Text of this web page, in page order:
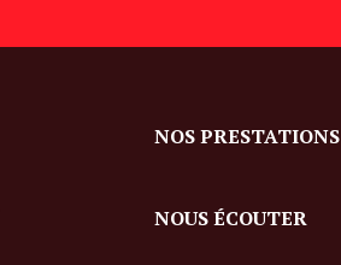
NOS PRESTATIONS
NOUS ÉCOUTER